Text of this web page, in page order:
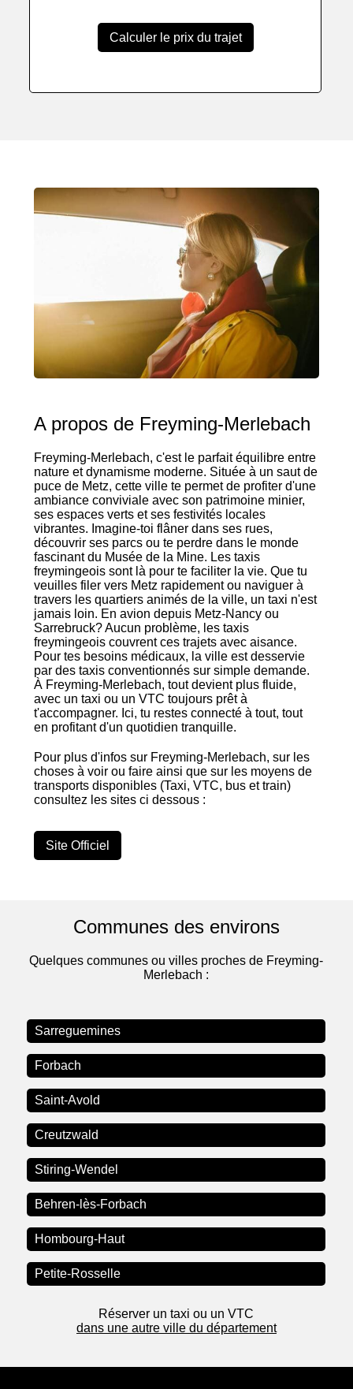
Calculer le prix du trajet
A propos de Freyming-Merlebach
Freyming-Merlebach, c'est le parfait équilibre entre
nature et dynamisme moderne. Située à un saut de
puce de Metz, cette ville te permet de profiter d'une
ambiance conviviale avec son patrimoine minier,
ses espaces verts et ses festivités locales
vibrantes. Imagine-toi flâner dans ses rues,
découvrir ses parcs ou te perdre dans le monde
fascinant du Musée de la Mine. Les taxis
freymingeois sont là pour te faciliter la vie. Que tu
veuilles filer vers Metz rapidement ou naviguer à
travers les quartiers animés de la ville, un taxi n'est
jamais loin. En avion depuis Metz-Nancy ou
Sarrebruck? Aucun problème, les taxis
freymingeois couvrent ces trajets avec aisance.
Pour tes besoins médicaux, la ville est desservie
par des taxis conventionnés sur simple demande.
À Freyming-Merlebach, tout devient plus fluide,
avec un taxi ou un VTC toujours prêt à
t'accompagner. Ici, tu restes connecté à tout, tout
en profitant d'un quotidien tranquille.
Pour plus d'infos sur Freyming-Merlebach, sur les
choses à voir ou faire ainsi que sur les moyens de
transports disponibles (Taxi, VTC, bus et train)
consultez les sites ci dessous :
Site Officiel
Communes des environs
Quelques communes ou villes proches de Freyming-
Merlebach :
Sarreguemines
Forbach
Saint-Avold
Creutzwald
Stiring-Wendel
Behren-lès-Forbach
Hombourg-Haut
Petite-Rosselle
Réserver un taxi ou un VTC
dans une autre ville du département